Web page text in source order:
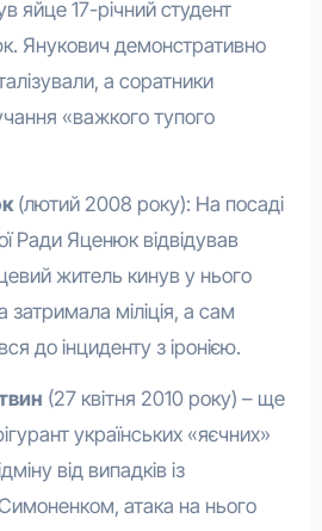
яйце 17-річний студент
Янукович демонстративно
а соратники
«важкого тупого
(лютий 2008 року): На посаді
Ради Яценюк відвідував
житель кинув у нього
міліція, а сам
до інциденту з іронією.
(27 квітня 2010 року) – ще
українських «яєчних»
від випадків із
атака на нього